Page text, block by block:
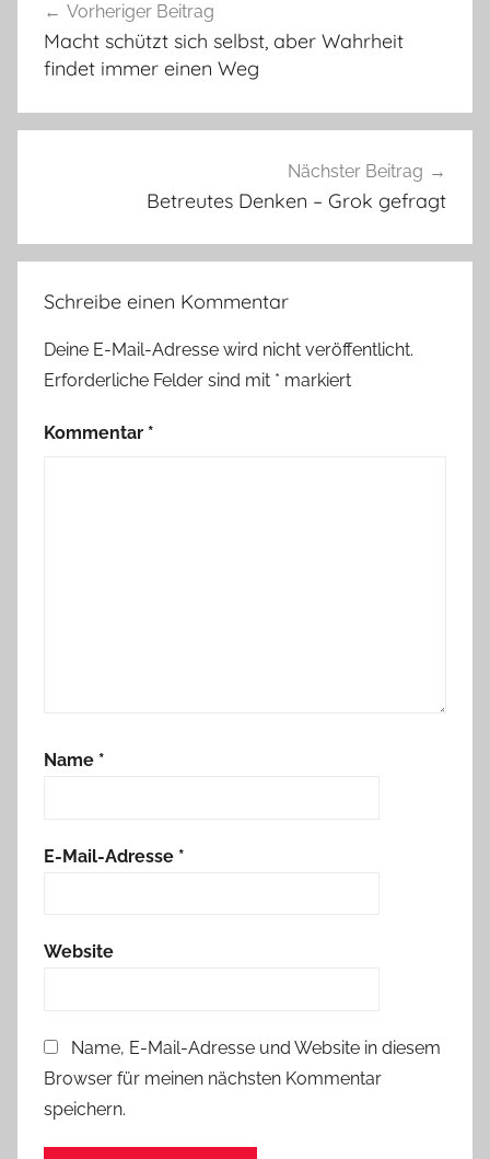
Beitragsnavigation
Vorheriger Beitrag
Macht schützt sich selbst, aber Wahrheit
findet immer einen Weg
Nächster Beitrag
Betreutes Denken – Grok gefragt
Schreibe einen Kommentar
Deine E-Mail-Adresse wird nicht veröffentlicht.
Erforderliche Felder sind mit * markiert
Kommentar *
Name *
E-Mail-Adresse *
Website
Name, E-Mail-Adresse und Website in diesem
Browser für meinen nächsten Kommentar
speichern.